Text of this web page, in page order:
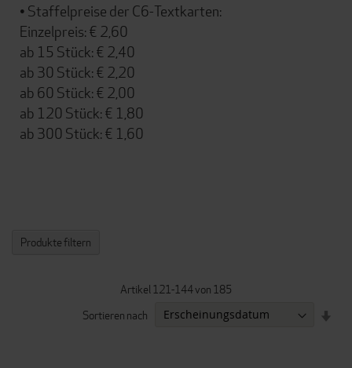
• Staffelpreise der C6-Textkarten:
Einzelpreis: € 2,60
ab 15 Stück: € 2,40
ab 30 Stück: € 2,20
ab 60 Stück: € 2,00
ab 120 Stück: € 1,80
ab 300 Stück: € 1,60
Artikel 121-144von 185
Sortieren nach
Produkte filtern